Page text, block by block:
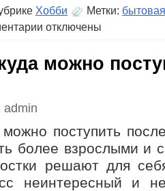
Хобби Метки:
отключены
можно
admin
поступить
более взрослыми и
решают для
неинтересный и